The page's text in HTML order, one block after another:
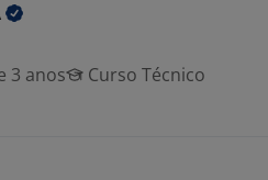
3 anos
Curso Técnico